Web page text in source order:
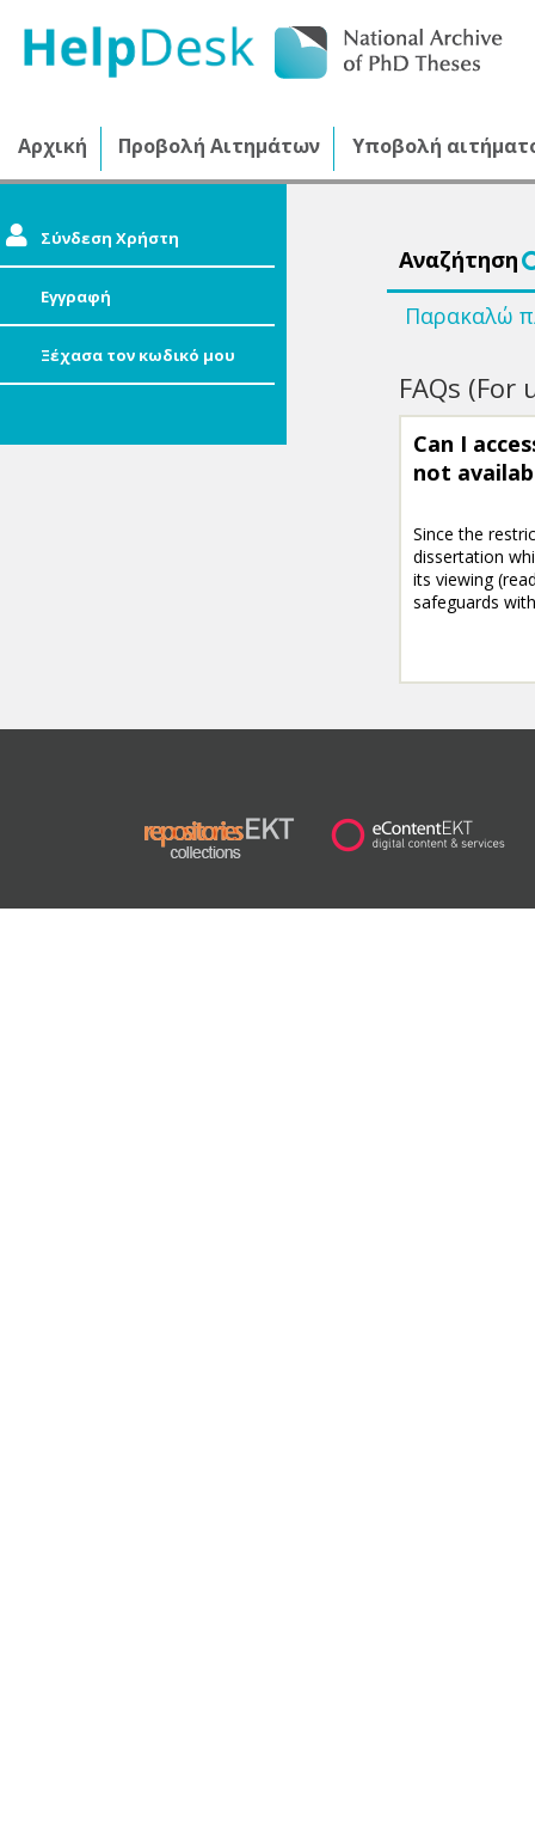
Αρχική Προβολή Αιτημάτων Υποβολή
Σύνδεση Χρήστη
Εγγραφή
Ξέχασα τον κωδικό μου
Αναζήτηση
FAQs (For
Can I
not
Since the
dissertation
its viewing
safeguards